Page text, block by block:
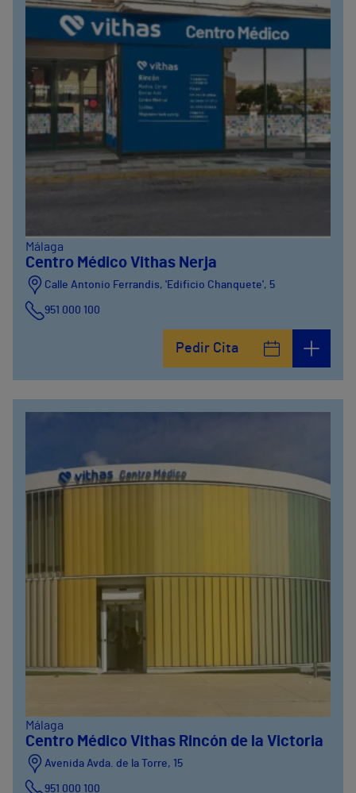
Málaga
Centro Médico Vithas Nerja
Calle Antonio Ferrandis, 'Edificio Chanquete', 5
951 000 100
Pedir Cita
Málaga
Centro Médico Vithas Rincón de la Victoria
Avenida Avda. de la Torre, 15
951 000 100